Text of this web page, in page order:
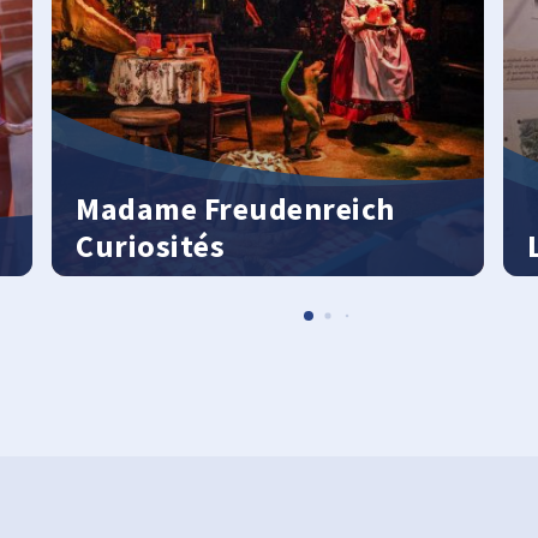
Madame Freudenreich
Curiosités